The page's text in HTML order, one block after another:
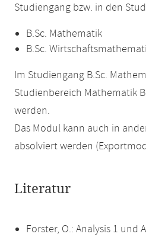
Studiengang bzw. in den
B.Sc. Mathematik
B.Sc.
Im Studiengang B.Sc.
Studienbereich Mathematik
werden.
Das Modul kann auch in
absolviert werden
Literatur
Forster, O.: Analysis 1 und